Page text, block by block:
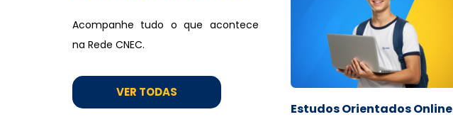
Acompanhe tudo o que acontece
na Rede CNEC.
VER TODAS
Estudos Orientados Online